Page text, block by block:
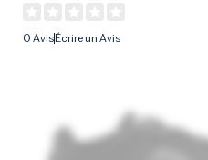
0 AvisÉcrire un Avis